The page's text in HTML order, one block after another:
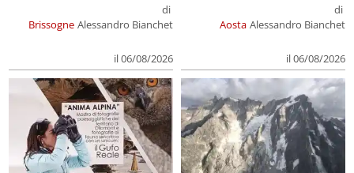
Brissogne
di
Alessandro Bianchet
il 06/08/2026
Aosta
di
Alessandro Bianchet
il 06/08/2026